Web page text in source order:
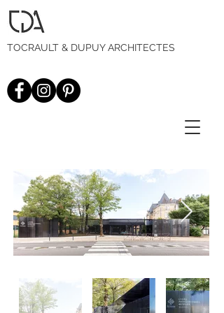
TOCRAULT & DUPUY ARCHITECTES